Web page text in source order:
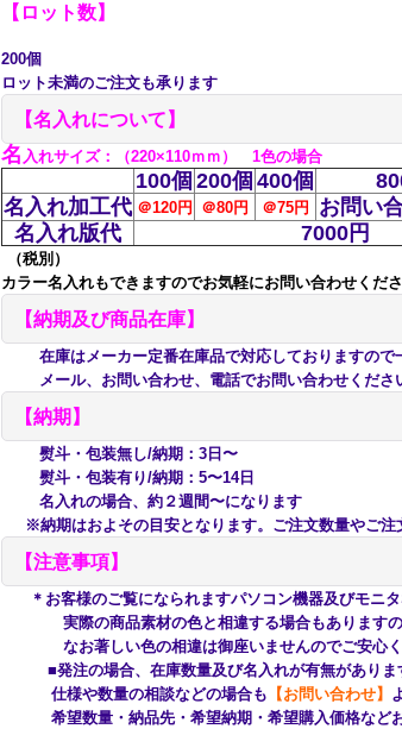
【ロット数】
200個
ロット未満のご注文も承ります
【名入れについて】
名 入れサイズ：（220×110ｍｍ） 1色の場合
100個 200個 400個
名入れ加工代 ＠120円 ＠80円 ＠75円
お問い
名入れ版代
7000円
（税別）
カラー名入れもできますのでお気軽にお問い合わせくだ
【納期及び商品在庫】
在庫はメーカー定番在庫品で対応しておりますので
メール、お問い合わせ、電話でお問い合わせくださ
【納期】
熨斗・包装無し/納期：3日〜
熨斗・包装有り/納期：5〜14日
名入れの場合、約２週間〜になります
※納期はおよその目安となります。ご注文数量やご注
【注意事項】
＊お客様のご覧になられますパソコン機器及びモニ
実際の商品素材の色と相違する場合もありますの
なお著しい色の相違は御座いませんのでご安心く
■発注の場合、在庫数量及び名入れが有無がありま
仕様や数量の相談などの場合も 【お問い合わせ】
希望数量・納品先・希望納期・希望購入価格などお